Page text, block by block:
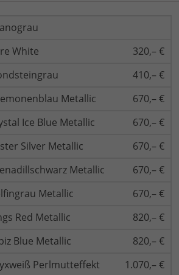
White 320,– €
410,– €
Metallic 670,– €
Ice Blue Metallic 670,– €
Silver Metallic 670,– €
Metallic 670,– €
Metallic 670,– €
Red Metallic 820,– €
Blue Metallic 820,– €
Perlmutteffekt 1.070,– €